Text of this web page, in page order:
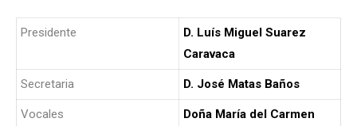
Presidente
D. Luís Miguel Suarez
Caravaca
Secretaria D. José Matas Baños
Vocales
Doña María del Carmen